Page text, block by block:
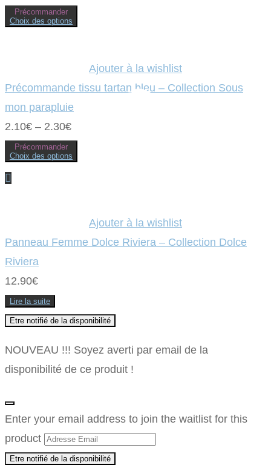
du
produit
Précommander
Choix des options
Ce
options
peuvent
choisies
la
du
produit
Ajouter à la wishlist
Précommande tissu tartan bleu – Collection Sous
mon parapluie
2.10€ – 2.30€
Précommander
Choix des options
Ce
être
choisies
Ajouter à la wishlist
Panneau Femme Dolce Riviera – Collection Dolce
Riviera
12.90€
Lire la suite
Etre notifié de la disponibilité
NOUVEAU !!! Soyez averti par email de la
disponibilité de ce produit !
Annuler
les
notifications
Enter your email address to join the waitlist for this
product
Etre notifié de la disponibilité